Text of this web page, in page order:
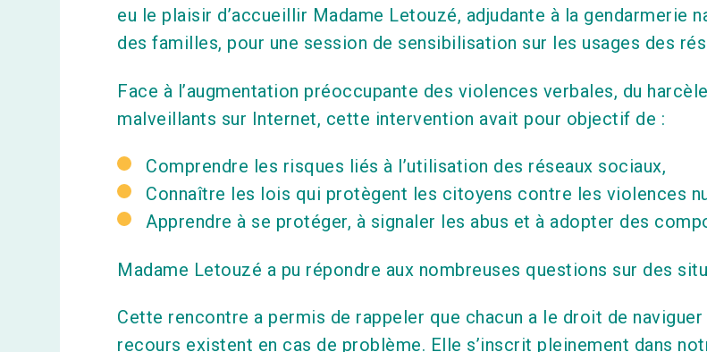
eu le plaisir d’accueillir Madame Letouzé, adjudante à la gendarmerie
des familles, pour une session de sensibilisation sur les usages des
Face à l’augmentation préoccupante des violences verbales, du
malveillants sur Internet, cette intervention avait pour objectif de :
Comprendre les risques liés à l’utilisation des réseaux sociaux,
Connaître les lois qui protègent les citoyens contre les violences
Apprendre à se protéger, à signaler les abus et à adopter des
Madame Letouzé a pu répondre aux nombreuses questions sur des
Cette rencontre a permis de rappeler que chacun a le droit de
recours existent en cas de problème. Elle s’inscrit pleinement dans